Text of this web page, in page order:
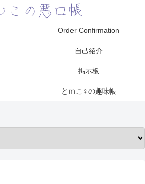
Order Confirmation
自己紹介
掲示板
とｍこ♀の趣味帳